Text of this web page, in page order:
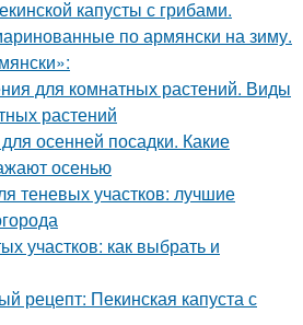
капусты с грибами.
по армянски на зиму.
для комнатных растений. Виды
растений
осенней посадки. Какие
осенью
теневых участков: лучшие
участков: как выбрать и
рецепт: Пекинская капуста с